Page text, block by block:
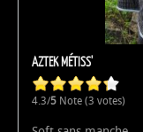
AZTEK MÉTISS'
4.3/5 Note (3 votes)